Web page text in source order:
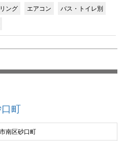
ング エアコン
バス・トイレ別
町
南区砂口町